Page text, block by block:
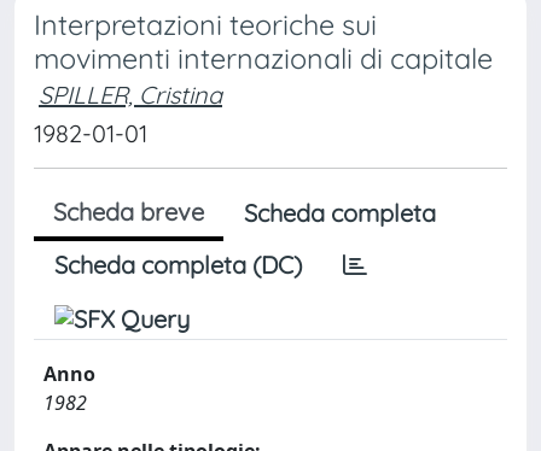
Interpretazioni teoriche sui
movimenti internazionali di capitale
SPILLER, Cristina
1982-01-01
Scheda breve
Scheda completa
Scheda completa (DC)
Anno
1982